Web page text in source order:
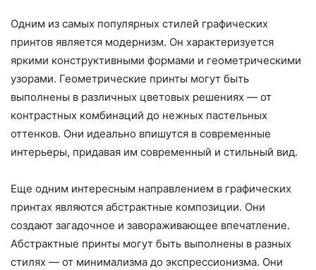
Одним из самых популярных стилей графических
принтов является модернизм. Он характеризуется
яркими конструктивными формами и геометрическими
узорами. Геометрические принты могут быть
выполнены в различных цветовых решениях — от
контрастных комбинаций до нежных пастельных
оттенков. Они идеально впишутся в современные
интерьеры, придавая им современный и стильный вид.
Еще одним интересным направлением в графических
принтах являются абстрактные композиции. Они
создают загадочное и завораживающее впечатление.
Абстрактные принты могут быть выполнены в разных
стилях — от минимализма до экспрессионизма. Они